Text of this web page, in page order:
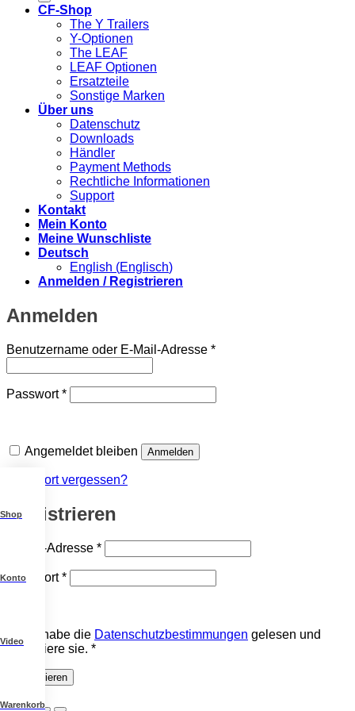
CF-Shop
The Y Trailers
Y-Optionen
The LEAF
LEAF Optionen
Ersatzteile
Sonstige Marken
Über uns
Datenschutz
Downloads
Händler
Payment Methods
Rechtliche Informationen
Support
Kontakt
Mein Konto
Meine Wunschliste
Deutsch
English (Englisch)
Anmelden / Registrieren
Shop
Konto
Video
Warenkorb
Anmelden
Benutzername oder E-Mail-Adresse *Erforderlich
Passwort*Erforderlich
Angemeldet bleiben Anmelden
Passwort vergessen?
Registrieren
E-Mail-Adresse *Erforderlich
Passwort*Erforderlich
Ich habe die Datenschutzbestimmungen gelesen und
akzeptiere sie. *
Registrieren